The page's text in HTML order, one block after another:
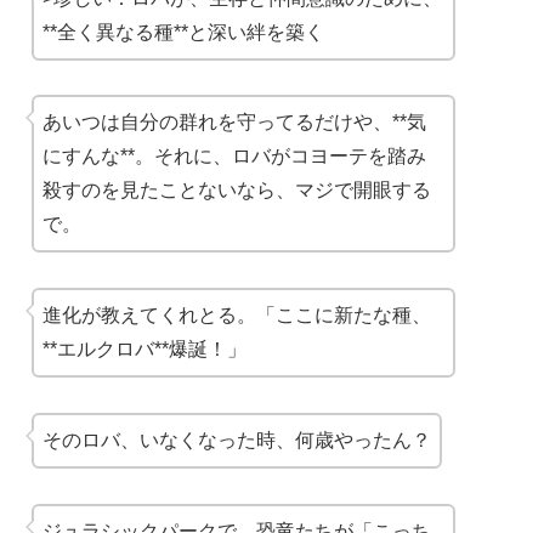
**全く異なる種**と深い絆を築く
あいつは自分の群れを守ってるだけや、**気
にすんな**。それに、ロバがコヨーテを踏み
殺すのを見たことないなら、マジで開眼する
で。
進化が教えてくれとる。「ここに新たな種、
**エルクロバ**爆誕！」
そのロバ、いなくなった時、何歳やったん？